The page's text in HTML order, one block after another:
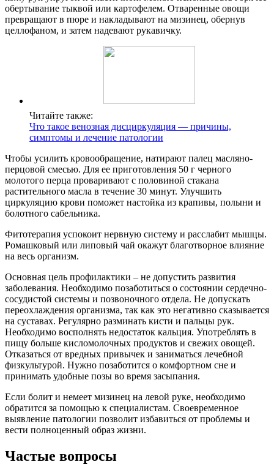
обертывание тыквой или картофелем. Отваренные овощи
превращают в пюре и накладывают на мизинец, обернув
целлофаном, и затем надевают рукавичку.
Читайте также:
Что такое венозная дисциркуляция — причины,
симптомы и лечение патологии
Чтобы усилить кровообращение, натирают палец масляно-
перцовой смесью. Для ее приготовления 50 г черного
молотого перца проваривают с половиной стакана
растительного масла в течение 30 минут. Улучшить
циркуляцию крови поможет настойка из крапивы, полыни и
болотного сабельника.
Фитотерапия успокоит нервную систему и расслабит мышцы.
Ромашковый или липовый чай окажут благотворное влияние
на весь организм.
Основная цель профилактики – не допустить развития
заболевания. Необходимо позаботиться о состоянии сердечно-
сосудистой системы и позвоночного отдела. Не допускать
переохлаждения организма, так как это негативно сказывается
на суставах. Регулярно разминать кисти и пальцы рук.
Необходимо восполнять недостаток кальция. Употреблять в
пищу больше кисломолочных продуктов и свежих овощей.
Отказаться от вредных привычек и заниматься лечебной
физкультурой. Нужно позаботится о комфортном сне и
принимать удобные позы во время засыпания.
Если болит и немеет мизинец на левой руке, необходимо
обратится за помощью к специалистам. Своевременное
выявление патологии позволит избавиться от проблемы и
вести полноценный образ жизни.
Частые вопросы